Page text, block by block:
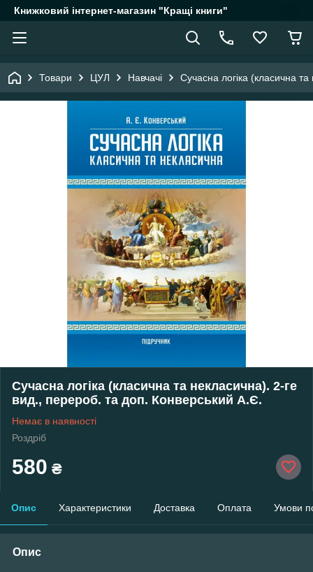
Книжковий інтернет-магазин "Кращі книги"
Товари ЦУЛ Навчачі Сучасна логіка (класична
Сучасна логіка (класична та некласична). 2-ге
вид., перероб. та доп. Конверський А.Є.
Немає в наявності
Роздріб
580 ₴
Опис Характеристики Доставка Оплата Умови
Опис